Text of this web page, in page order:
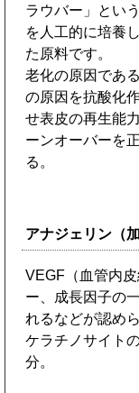
ラウバー」とい
を人工的に培養
た原料です。
老化の原因であ
の原因を抗酸化
せ表皮の再生能
ーンオーバーを
る。
アナジェリン（
VEGF（血管内
ー、成長因子の
れるなどが認め
ケラチノサイト
分。